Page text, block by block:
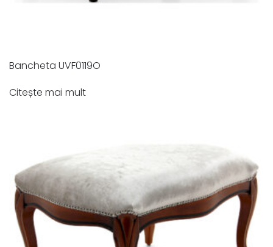
Bancheta UVF0119O
Citește mai mult